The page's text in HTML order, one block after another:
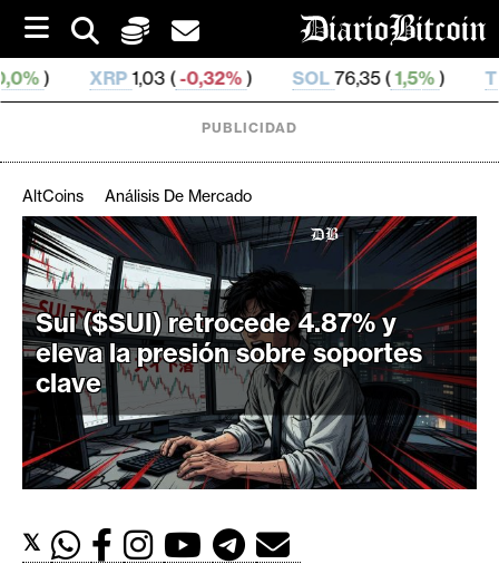
i
p
t
o
(-0,32%) SOL76,35 (1,5%) TRX 0,329 316 (
C
r
i
p
t
o
M
e
r
d
PUBLICIDAD
AltCoins Análisis De Mercado
Sui ($SUI) retrocede 4.87% y
eleva la presión sobre soportes
clave
𝕏